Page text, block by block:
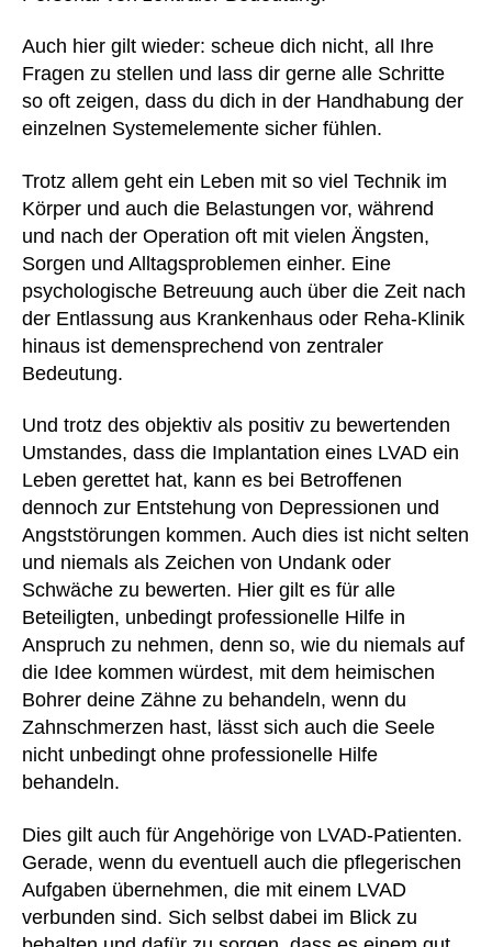
Auch hier gilt wieder: scheue dich nicht, all Ihre
Fragen zu stellen und lass dir gerne alle Schritte
so oft zeigen, dass du dich in der Handhabung der
einzelnen Systemelemente sicher fühlen.
Trotz allem geht ein Leben mit so viel Technik im
Körper und auch die Belastungen vor, während
und nach der Operation oft mit vielen Ängsten,
Sorgen und Alltagsproblemen einher. Eine
psychologische Betreuung auch über die Zeit nach
der Entlassung aus Krankenhaus oder Reha-Klinik
hinaus ist demensprechend von zentraler
Bedeutung.
Und trotz des objektiv als positiv zu bewertenden
Umstandes, dass die Implantation eines LVAD ein
Leben gerettet hat, kann es bei Betroffenen
dennoch zur Entstehung von Depressionen und
Angststörungen kommen. Auch dies ist nicht selten
und niemals als Zeichen von Undank oder
Schwäche zu bewerten. Hier gilt es für alle
Beteiligten, unbedingt professionelle Hilfe in
Anspruch zu nehmen, denn so, wie du niemals auf
die Idee kommen würdest, mit dem heimischen
Bohrer deine Zähne zu behandeln, wenn du
Zahnschmerzen hast, lässt sich auch die Seele
nicht unbedingt ohne professionelle Hilfe
behandeln.
Dies gilt auch für Angehörige von LVAD-Patienten.
Gerade, wenn du eventuell auch die pflegerischen
Aufgaben übernehmen, die mit einem LVAD
verbunden sind. Sich selbst dabei im Blick zu